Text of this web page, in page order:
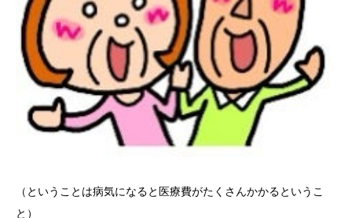
（ということは病気になると医療費がたくさんかかるというこ
と）